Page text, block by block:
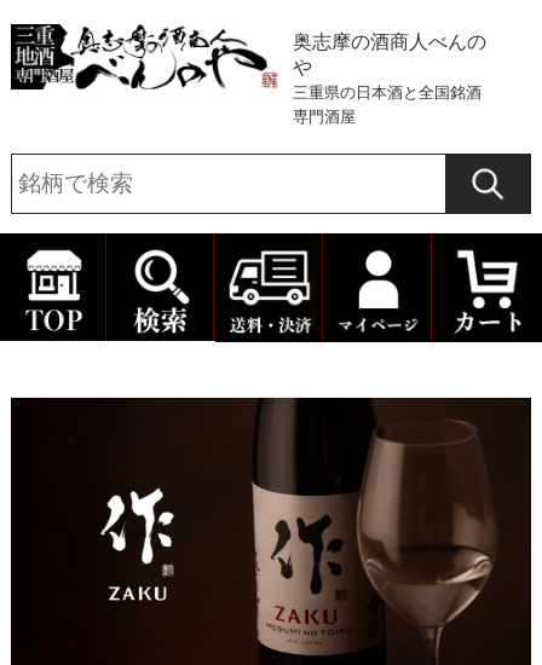
奥志摩の酒商人べんの
や
三重県の日本酒と全国銘酒
専門酒屋